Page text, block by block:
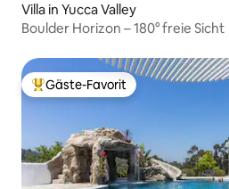
Villa in Yucca Valley
Boulder Horizon – 180° freie Sicht
Beliebter Gäste-Favorit.
Gäste-Favorit